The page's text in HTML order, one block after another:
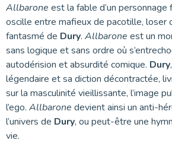
Allbarone est la fable d’un personnage
oscille entre mafieux de pacotille, loser
fantasmé de Dury. Allbarone est un
sans logique et sans ordre où
autodérision et absurdité comique. Dury
légendaire et sa diction décontractée,
sur la masculinité vieillissante, l’image
l’ego. Allbarone devient ainsi un anti-
l’univers de Dury, ou peut-être une
vie.